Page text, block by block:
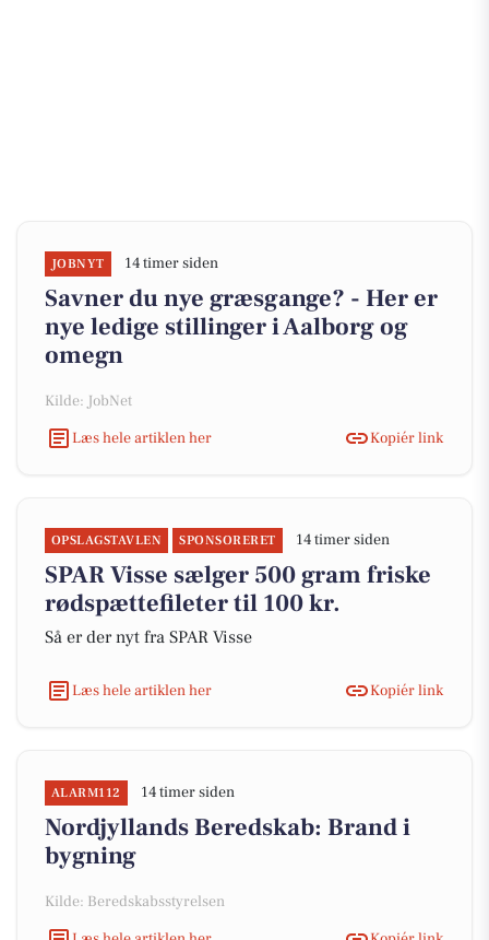
JOBNYT 14 timer siden
Savner du nye græsgange? - Her er
nye ledige stillinger i Aalborg og
omegn
Kilde: JobNet
Læs hele artiklen her
Kopiér link
OPSLAGSTAVLEN SPONSORERET 14 timer siden
SPAR Visse sælger 500 gram friske
rødspættefileter til 100 kr.
Så er der nyt fra SPAR Visse
Læs hele artiklen her Kopiér link
ALARM112 14 timer siden
Nordjyllands Beredskab: Brand i
bygning
Kilde: Beredskabsstyrelsen